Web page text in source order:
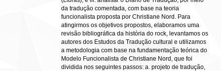
da tradução comentada, com base na teoria
funcionalista proposta por Christiane Nord. Para
atingirmos os objetivos propostos, elaboramos uma
revisão bibliográfica da história do rock, levantamos os
autores dos Estudos da Tradução cultural e utilizamos
a metodologia com base na fundamentação teórica do
Modelo Funcionalista de Christiane Nord, que foi
dividida nos seguintes passos: a. projeto de tradução,